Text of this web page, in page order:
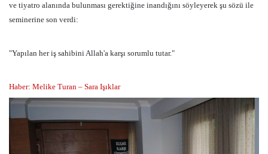
ve tiyatro alanında bulunması gerektiğine inandığını söyleyerek şu sözü ile
seminerine son verdi:
"Yapılan her iş sahibini Allah'a karşı sorumlu tutar."
Haber: Melike Turan – Sara Işıklar